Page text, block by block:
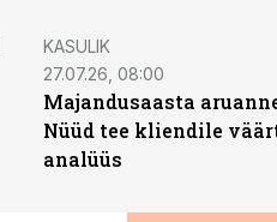
KASULIK
27.07.26, 08:00
Majandusaasta
Nüüd tee kliendile
analüüs